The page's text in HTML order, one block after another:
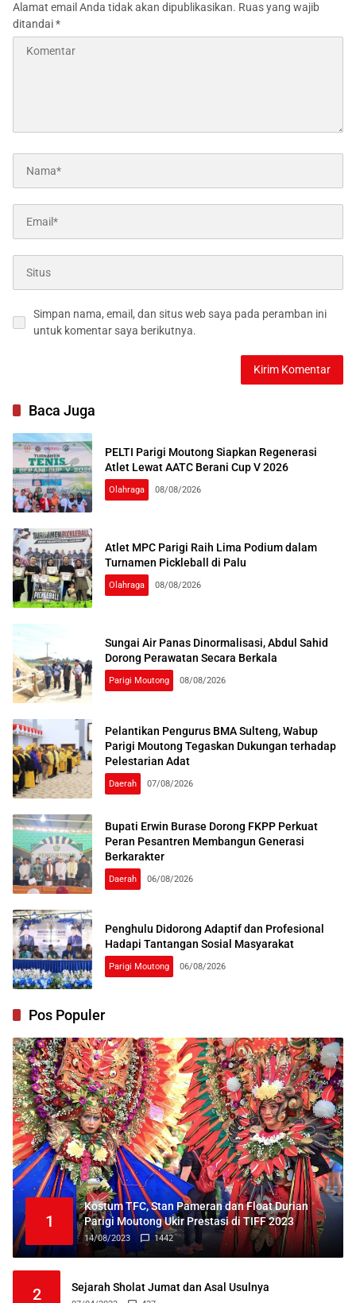
Alamat email Anda tidak akan dipublikasikan. Ruas yang wajib
ditandai*
Simpan nama, email, dan situs web saya pada peramban ini
untuk komentar saya berikutnya.
Baca Juga
PELTI Parigi Moutong Siapkan Regenerasi
Atlet Lewat AATC Berani Cup V 2026
Olahraga 08/08/2026
Atlet MPC Parigi Raih Lima Podium dalam
Turnamen Pickleball di Palu
Olahraga 08/08/2026
Sungai Air Panas Dinormalisasi, Abdul Sahid
Dorong Perawatan Secara Berkala
Parigi Moutong 08/08/2026
Pelantikan Pengurus BMA Sulteng, Wabup
Parigi Moutong Tegaskan Dukungan terhadap
Pelestarian Adat
Daerah 07/08/2026
Bupati Erwin Burase Dorong FKPP Perkuat
Peran Pesantren Membangun Generasi
Berkarakter
Daerah 06/08/2026
Penghulu Didorong Adaptif dan Profesional
Hadapi Tantangan Sosial Masyarakat
Parigi Moutong 06/08/2026
Pos Populer
1
Kostum TFC, Stan Pameran dan Float Durian
Parigi Moutong Ukir Prestasi di TIFF 2023
14/08/2023 1442
2 Sejarah Sholat Jumat dan Asal Usulnya